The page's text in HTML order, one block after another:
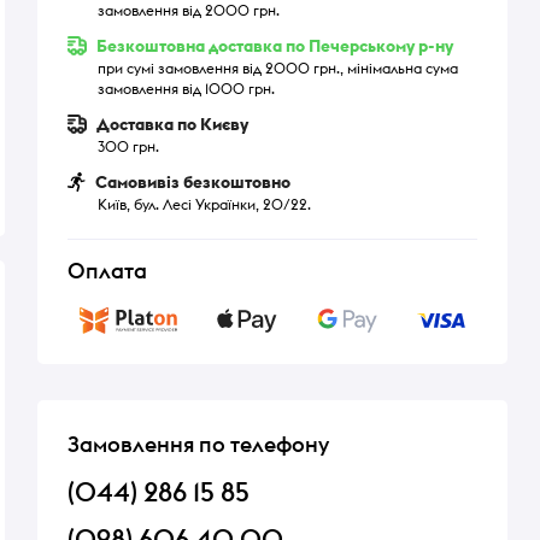
замовлення від 2000 грн.
Безкоштовна доставка по Печерському р-ну
при сумі замовлення від 2000 грн., мінімальна сума
замовлення від 1000 грн.
Доставка по Києву
300 грн.
Самовивіз безкоштовно
Київ, бул. Лесі Українки, 20/22.
Оплата
Замовлення по телефону
(044) 286 15 85